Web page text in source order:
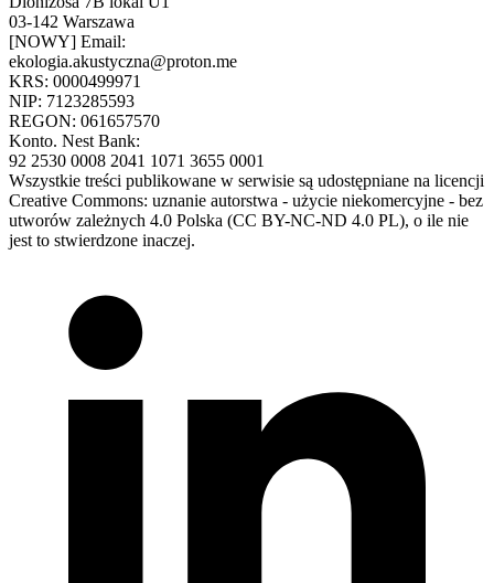
03-142 Warszawa
[NOWY] Email:
ekologia.akustyczna@proton.me
KRS: 0000499971
NIP: 7123285593
REGON: 061657570
Konto. Nest Bank:
92 2530 0008 2041 1071 3655 0001
Wszystkie treści publikowane w serwisie są udostępniane na licencji
Creative Commons: uznanie autorstwa - użycie niekomercyjne - bez
utworów zależnych 4.0 Polska (CC BY-NC-ND 4.0 PL), o ile nie
jest to stwierdzone inaczej.